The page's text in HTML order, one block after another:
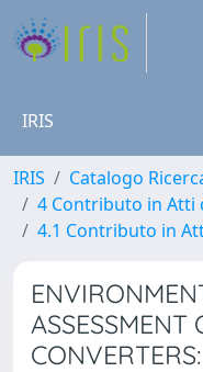
IRIS
IRIS
Catalogo
4 Contributo in Atti
4.1 Contributo in
ASSESSMENT